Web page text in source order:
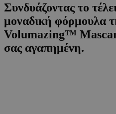
Συνδυάζοντας το
μοναδική φόρμουλα
Volumazing™
σας αγαπημένη.